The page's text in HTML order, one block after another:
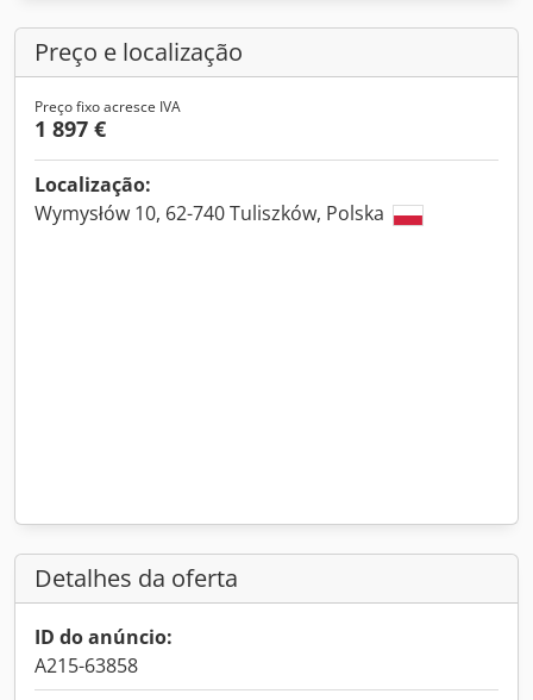
Preço e localização
Preço fixo acresce IVA
1 897 €
Localização:
Wymysłów 10, 62-740 Tuliszków, Polska
Detalhes da oferta
ID do anúncio:
A215-63858